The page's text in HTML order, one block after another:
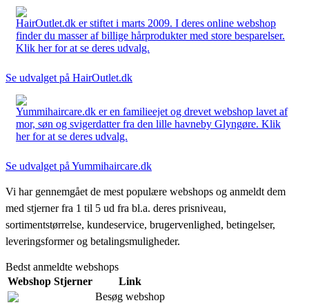
HairOutlet.dk er stiftet i marts 2009. I deres online webshop
finder du masser af billige hårprodukter med store besparelser.
Klik her for at se deres udvalg.
Se udvalget på HairOutlet.dk
Yummihaircare.dk er en familieejet og drevet webshop lavet af
mor, søn og svigerdatter fra den lille havneby Glyngøre. Klik
her for at se deres udvalg.
Se udvalget på Yummihaircare.dk
Vi har gennemgået de mest populære webshops og anmeldt dem
med stjerner fra 1 til 5 ud fra bl.a. deres prisniveau,
sortimentstørrelse, kundeservice, brugervenlighed, betingelser,
leveringsformer og betalingsmuligheder.
Bedst anmeldte webshops
Webshop Stjerner
Link
Besøg webshop